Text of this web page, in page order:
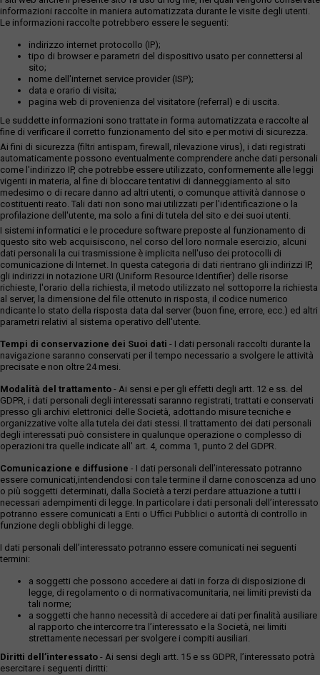
informazioni raccolte in maniera automatizzata durante le visite degli utenti.
Le informazioni raccolte potrebbero essere le seguenti:
indirizzo internet protocollo (IP);
tipo di browser e parametri del dispositivo usato per connettersi al
sito;
nome dell'internet service provider (ISP);
data e orario di visita;
pagina web di provenienza del visitatore (referral) e di uscita.
Le suddette informazioni sono trattate in forma automatizzata e raccolte al
fine di verificare il corretto funzionamento del sito e per motivi di sicurezza.
Ai fini di sicurezza (filtri antispam, firewall, rilevazione virus), i dati registrati
automaticamente possono eventualmente comprendere anche dati personali
come l'indirizzo IP, che potrebbe essere utilizzato, conformemente alle leggi
vigenti in materia, al fine di bloccare tentativi di danneggiamento al sito
medesimo o di recare danno ad altri utenti, o comunque attività dannose o
costituenti reato. Tali dati non sono mai utilizzati per l'identificazione o la
profilazione dell'utente, ma solo a fini di tutela del sito e dei suoi utenti.
I sistemi informatici e le procedure software preposte al funzionamento di
questo sito web acquisiscono, nel corso del loro normale esercizio, alcuni
dati personali la cui trasmissione è implicita nell'uso dei protocolli di
comunicazione di Internet. In questa categoria di dati rientrano gli indirizzi IP,
gli indirizzi in notazione URI (Uniform Resource Identifier) delle risorse
richieste, l'orario della richiesta, il metodo utilizzato nel sottoporre la richiesta
al server, la dimensione del file ottenuto in risposta, il codice numerico
ndicante lo stato della risposta data dal server (buon fine, errore, ecc.) ed altri
parametri relativi al sistema operativo dell'utente.
Tempi di conservazione dei Suoi dati - I dati personali raccolti durante la
navigazione saranno conservati per il tempo necessario a svolgere le attività
precisate e non oltre 24 mesi.
Modalità del trattamento - Ai sensi e per gli effetti degli artt. 12 e ss. del
GDPR, i dati personali degli interessati saranno registrati, trattati e conservati
presso gli archivi elettronici delle Società, adottando misure tecniche e
organizzative volte alla tutela dei dati stessi. Il trattamento dei dati personali
degli interessati può consistere in qualunque operazione o complesso di
operazioni tra quelle indicate all' art. 4, comma 1, punto 2 del GDPR.
Comunicazione e diffusione - I dati personali dell’interessato potranno
essere comunicati,intendendosi con tale termine il darne conoscenza ad uno
o più soggetti determinati, dalla Società a terzi perdare attuazione a tutti i
necessari adempimenti di legge. In particolare i dati personali dell’interessato
potranno essere comunicati a Enti o Uffici Pubblici o autorità di controllo in
funzione degli obblighi di legge.
I dati personali dell’interessato potranno essere comunicati nei seguenti
termini:
a soggetti che possono accedere ai dati in forza di disposizione di
legge, di regolamento o di normativacomunitaria, nei limiti previsti da
tali norme;
a soggetti che hanno necessità di accedere ai dati per finalità ausiliare
al rapporto che intercorre tra l’interessato e la Società, nei limiti
strettamente necessari per svolgere i compiti ausiliari.
Diritti dell’interessato - Ai sensi degli artt. 15 e ss GDPR, l’interessato potrà
esercitare i seguenti diritti: